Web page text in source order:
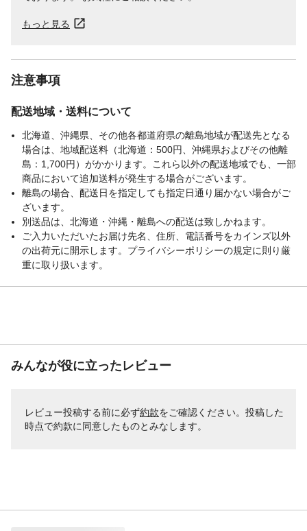
もっと見る
注意事項
配送地域・送料について
北海道、沖縄県、その他各都道府県の離島地域が配送先となる
場合は、地域配送料（北海道：500円、沖縄県およびその他離
島：1,700円）がかかります。これら以外の配送地域でも、一部
商品において追加送料が発生する場合がございます。
離島の場合、配送日を指定しても指定日通り届かない場合がご
ざいます。
別送品は、北海道・沖縄・離島への配送は致しかねます。
ご入力いただいたお届け先名、住所、電話番号をカインズ以外
の出荷元に開示します。プライバシーポリシーの規定に則り厳
重に取り扱います。
みんなが役に立ったレビュー
レビュー投稿する前に必ず約款をご確認ください。投稿した
時点で約款に同意したものとみなします。